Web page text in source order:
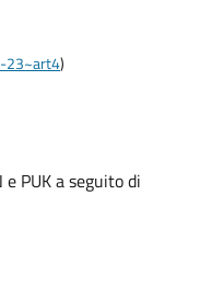
23~art4)
PUK a seguito di